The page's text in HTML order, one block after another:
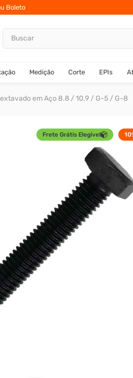
Boleto
Buscar
Medição Corte EPIs
em Aço 8.8 / 10.9 / G-5 / G-8
Frete Grátis Elegível